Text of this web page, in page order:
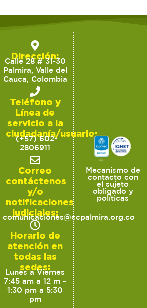
Dirección:
Calle 28 # 31-30
Palmira, Valle del
Cauca, Colombia
Teléfono y
Línea de
servicio a la
ciudadanía/usuario:
(+57) 602-
2806911
Correo
contáctenos
y/o
notificaciones
judiciales:
comunicaciones@ccpalmira.org.co
Horario de
atención en
todas las
sedes:
Lunes a Viernes
7:45 am a 12 m –
1:30 pm a 5:30
pm
Mecanismo de
contacto con
el sujeto
obligado y
políticas